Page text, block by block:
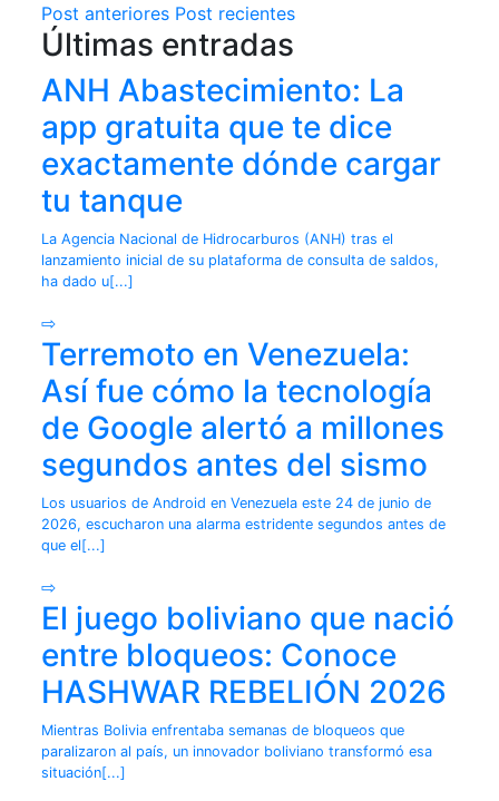
Post anteriores Post recientes
Últimas entradas
ANH Abastecimiento: La
app gratuita que te dice
exactamente dónde cargar
tu tanque
La Agencia Nacional de Hidrocarburos (ANH) tras el
lanzamiento inicial de su plataforma de consulta de saldos,
ha dado u[...]
⇨
Terremoto en Venezuela:
Así fue cómo la tecnología
de Google alertó a millones
segundos antes del sismo
Los usuarios de Android en Venezuela este 24 de junio de
2026, escucharon una alarma estridente segundos antes de
que el[...]
⇨
El juego boliviano que nació
entre bloqueos: Conoce
HASHWAR REBELIÓN 2026
Mientras Bolivia enfrentaba semanas de bloqueos que
paralizaron al país, un innovador boliviano transformó esa
situación[...]